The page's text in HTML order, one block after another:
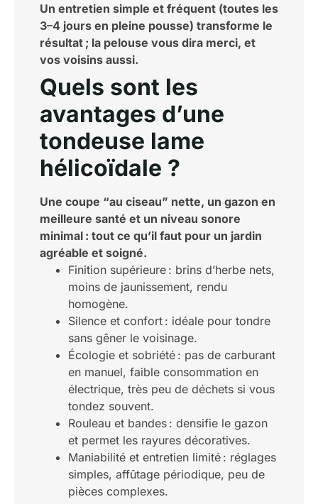
Un entretien simple et fréquent (toutes les
3–4 jours en pleine pousse) transforme le
résultat ; la pelouse vous dira merci, et
vos voisins aussi.
Quels sont les
avantages d’une
tondeuse lame
hélicoïdale ?
Une coupe “au ciseau” nette, un gazon en
meilleure santé et un niveau sonore
minimal : tout ce qu’il faut pour un jardin
agréable et soigné.
Finition supérieure : brins d’herbe nets,
moins de jaunissement, rendu
homogène.
Silence et confort : idéale pour tondre
sans gêner le voisinage.
Écologie et sobriété : pas de carburant
en manuel, faible consommation en
électrique, très peu de déchets si vous
tondez souvent.
Rouleau et bandes : densifie le gazon
et permet les rayures décoratives.
Maniabilité et entretien limité : réglages
simples, affûtage périodique, peu de
pièces complexes.